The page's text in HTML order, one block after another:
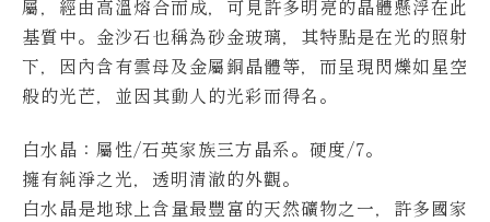
屬，經由高溫熔合而成，可見許多明亮的晶體懸浮在此
基質中。 金沙石也稱為砂金玻璃，其特點是在光的照射
下，因內含有雲母及金屬銅晶體等，而呈現閃爍如星空
般的光芒，並因其動人的光彩而得名。
白水晶：屬性/石英家族三方晶系。硬度/7。
擁有純淨之光，透明清澈的外觀。
白水晶是地球上含量最豐富的天然礦物之一，許多國家